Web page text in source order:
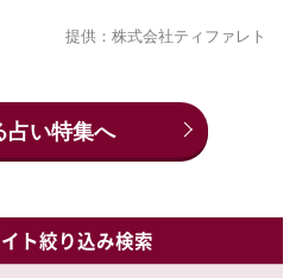
提供：株式会社ティファレト
占い特集へ
ト絞り込み検索